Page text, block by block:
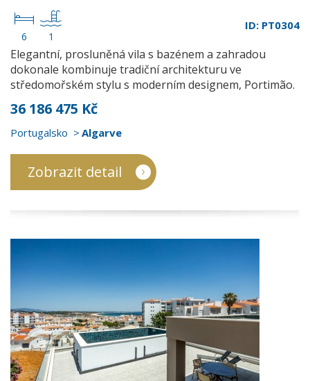
6 1
ID: PT0304
Elegantní, prosluněná vila s bazénem a zahradou
dokonale kombinuje tradiční architekturu ve
středomořském stylu s moderním designem, Portimão.
36 186 475 Kč
Portugalsko Algarve
Zobrazit detail